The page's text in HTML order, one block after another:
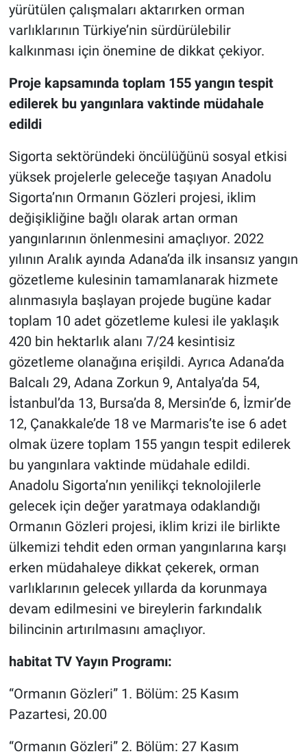
yürütülen çalışmaları aktarırken orman
varlıklarının Türkiye’nin sürdürülebilir
kalkınması için önemine de dikkat çekiyor.
Proje kapsamında toplam 155 yangın tespit
edilerek bu yangınlara vaktinde müdahale
edildi
Sigorta sektöründeki öncülüğünü sosyal etkisi
yüksek projelerle geleceğe taşıyan Anadolu
Sigorta’nın Ormanın Gözleri projesi, iklim
değişikliğine bağlı olarak artan orman
yangınlarının önlenmesini amaçlıyor. 2022
yılının Aralık ayında Adana’da ilk insansız yangın
gözetleme kulesinin tamamlanarak hizmete
alınmasıyla başlayan projede bugüne kadar
toplam 10 adet gözetleme kulesi ile yaklaşık
420 bin hektarlık alanı 7/24 kesintisiz
gözetleme olanağına erişildi. Ayrıca Adana’da
Balcalı 29, Adana Zorkun 9, Antalya’da 54,
İstanbul’da 13, Bursa’da 8, Mersin’de 6, İzmir’de
12, Çanakkale’de 18 ve Marmaris’te ise 6 adet
olmak üzere toplam 155 yangın tespit edilerek
bu yangınlara vaktinde müdahale edildi.
Anadolu Sigorta’nın yenilikçi teknolojilerle
gelecek için değer yaratmaya odaklandığı
Ormanın Gözleri projesi, iklim krizi ile birlikte
ülkemizi tehdit eden orman yangınlarına karşı
erken müdahaleye dikkat çekerek, orman
varlıklarının gelecek yıllarda da korunmaya
devam edilmesini ve bireylerin farkındalık
bilincinin artırılmasını amaçlıyor.
habitat TV Yayın Programı:
“Ormanın Gözleri” 1. Bölüm: 25 Kasım
Pazartesi, 20.00
“Ormanın Gözleri” 2. Bölüm: 27 Kasım